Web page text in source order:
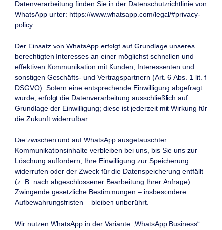
Datenverarbeitung finden Sie in der Datenschutzrichtlinie von
WhatsApp unter: https://www.whatsapp.com/legal/#privacy-
policy.
Der Einsatz von WhatsApp erfolgt auf Grundlage unseres
berechtigten Interesses an einer möglichst schnellen und
effektiven Kommunikation mit Kunden, Interessenten und
sonstigen Geschäfts- und Vertragspartnern (Art. 6 Abs. 1 lit. f
DSGVO). Sofern eine entsprechende Einwilligung abgefragt
wurde, erfolgt die Datenverarbeitung ausschließlich auf
Grundlage der Einwilligung; diese ist jederzeit mit Wirkung für
die Zukunft widerrufbar.
Die zwischen und auf WhatsApp ausgetauschten
Kommunikationsinhalte verbleiben bei uns, bis Sie uns zur
Löschung auffordern, Ihre Einwilligung zur Speicherung
widerrufen oder der Zweck für die Datenspeicherung entfällt
(z. B. nach abgeschlossener Bearbeitung Ihrer Anfrage).
Zwingende gesetzliche Bestimmungen – insbesondere
Aufbewahrungsfristen – bleiben unberührt.
Wir nutzen WhatsApp in der Variante „WhatsApp Business“.